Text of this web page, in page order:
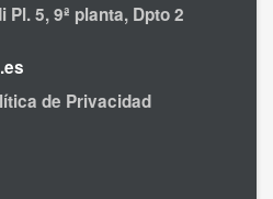
5, 9ª planta, Dpto 2
de Privacidad